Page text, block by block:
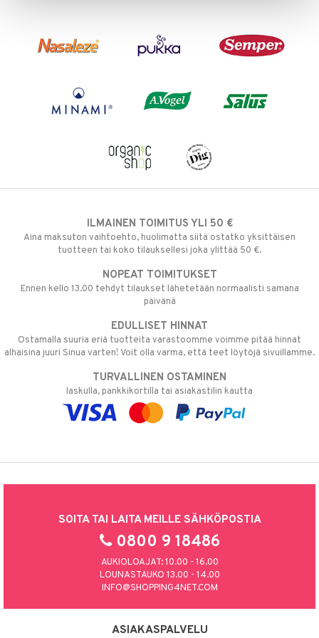
ILMAINEN TOIMITUS YLI 50 €
Aina maksuton vaihtoehto, huolimatta siitä ostatko yksittäisen
tuotteen tai koko tilauksellesi joka ylittää 50 €.
NOPEAT TOIMITUKSET
Ennen kello 13.00 tehdyt tilaukset lähetetään normaalisti samana
päivänä
EDULLISET HINNAT
Ostamalla suuria eriä tuotteita varastoomme voimme pitää hinnat
alhaisina juuri Sinua varten! Voit olla varma, että teet löytöjä sivuillamme.
TURVALLINEN OSTAMINEN
laskulla, pankkikortilla tai asiakastilin kautta
SOITA TAI LAITA MEILLE SÄHKÖPOSTIA
0800 9 18486
AUKIOLOAJAT: 10.00 - 16.00
LOUNASTAUKO 13.00 - 14.00
INFO@SHOPPING4NET.COM
ASIAKASPALVELU